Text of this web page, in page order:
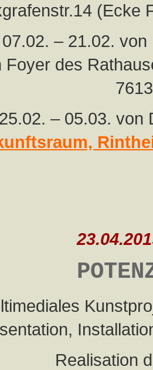
(Ecke
07.02. – 21.02.
Foyer des
25.02. – 05.03. von
Realisation